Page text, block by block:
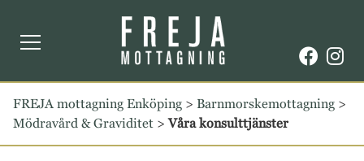
FREJA mottagning Enköping > Barnmorskemottagning >
Mödravård & Graviditet >Våra konsulttjänster